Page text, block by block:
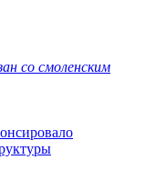
со смоленским